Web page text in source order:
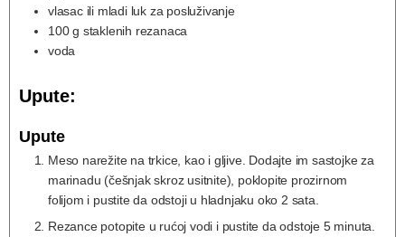
vlasac ili mladi luk za posluživanje
100 g staklenih rezanaca
voda
Upute:
Upute
Meso narežite na trkice, kao i gljive. Dodajte im sastojke za
marinadu (češnjak skroz usitnite), poklopite prozirnom
folijom i pustite da odstoji u hladnjaku oko 2 sata.
Rezance potopite u rućoj vodi i pustite da odstoje 5 minuta.